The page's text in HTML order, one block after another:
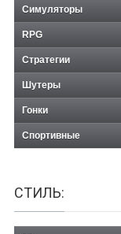
Симуляторы
RPG
Стратегии
Шутеры
Гонки
Спортивные
СТИЛЬ: